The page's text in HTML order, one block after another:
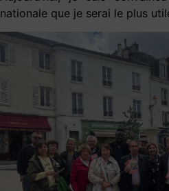
nationale que je serai le plus